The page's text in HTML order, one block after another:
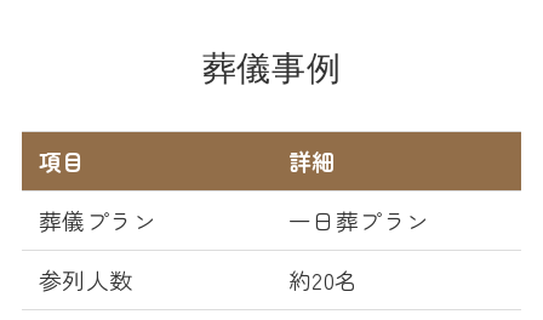
葬儀事例
項目
詳細
葬儀プラン
一日葬プラン
参列人数
約20名